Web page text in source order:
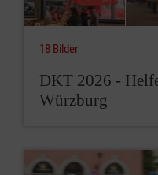
18 Bilder
DKT 2026 -
Würzburg